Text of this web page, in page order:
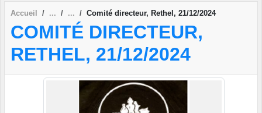
Accueil Comité directeur, Rethel, 21/12/2024
COMITÉ DIRECTEUR,
RETHEL, 21/12/2024